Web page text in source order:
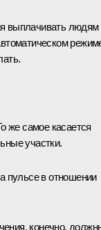
выплачивать людям
же самое касается
участки.
пульсе в отношении
конечно,